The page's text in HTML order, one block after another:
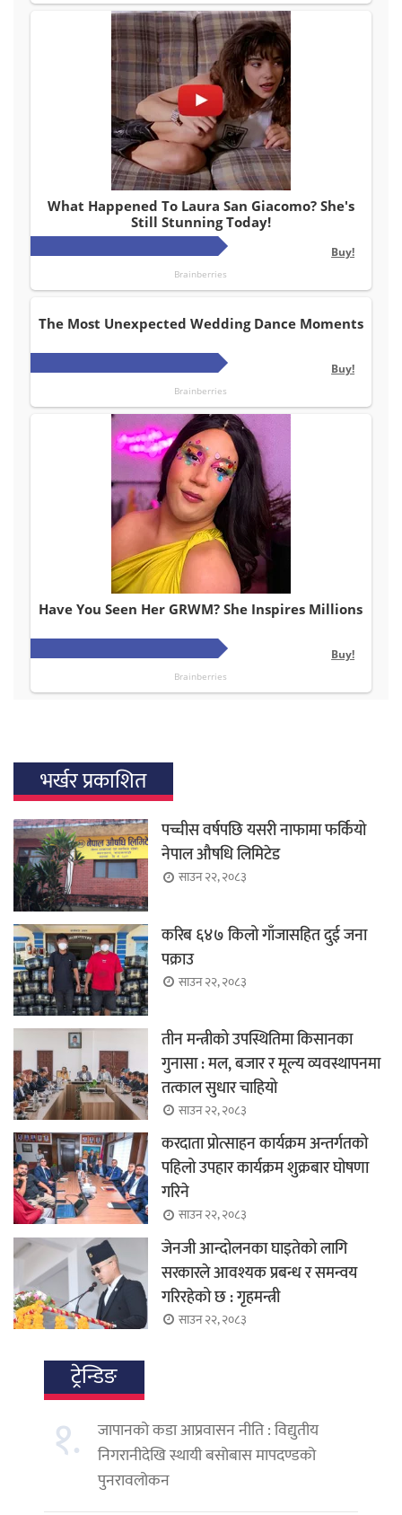
भर्खर प्रकाशित
पच्चीस वर्षपछि यसरी नाफामा फर्कियो
नेपाल औषधि लिमिटेड
साउन २२, २०८३
करिब ६४७ किलो गाँजासहित दुई जना
पक्राउ
साउन २२, २०८३
तीन मन्त्रीको उपस्थितिमा किसानका
गुनासा : मल, बजार र मूल्य व्यवस्थापनमा
तत्काल सुधार चाहियो
साउन २२, २०८३
करदाता प्रोत्साहन कार्यक्रम अन्तर्गतको
पहिलो उपहार कार्यक्रम शुक्रबार घोषणा
गरिने
साउन २२, २०८३
जेनजी आन्दोलनका घाइतेको लागि
सरकारले आवश्यक प्रबन्ध र समन्वय
गरिरहेको छ : गृहमन्त्री
साउन २२, २०८३
ट्रेन्डिङ
१.
जापानको कडा आप्रवासन नीति : विद्युतीय
निगरानीदेखि स्थायी बसोबास मापदण्डको
पुनरावलोकन